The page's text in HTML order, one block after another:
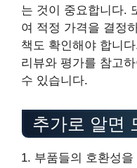
는 것이 중요합니다.
여 적정 가격을 결정
책도 확인해야 합니
리뷰와 평가를 참고
수 있습니다.
추가로 알면
1. 부품들의 호환성